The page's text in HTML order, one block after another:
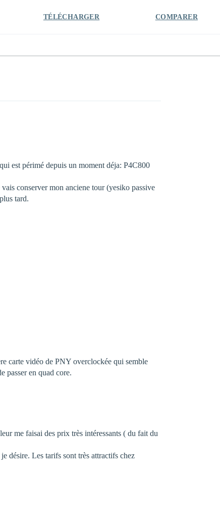
TÉLÉCHARGER COMPARER
est périmé depuis un moment déja: P4C800
conserver mon anciene tour (yesiko passive
tard.
carte vidéo de PNY overclockée qui semble
passer en quad core.
me faisai des prix très intéressants ( du fait du
désire. Les tarifs sont très attractifs chez